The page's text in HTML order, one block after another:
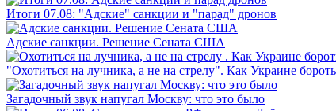
Итоги 07.08: "Адские" санкции и "парад" дронов
Адские санкции. Решение Сената США
"Охотиться на лучника, а не на стрелу". Как Украине
Загадочный звук напугал Москву: что это было